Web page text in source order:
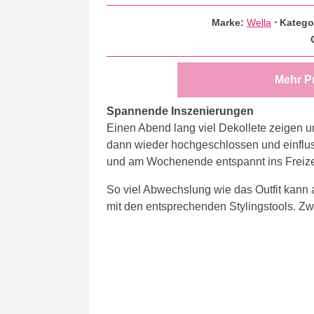
Marke:Wella ⋅
Mehr
Spannende Inszenierungen
Einen Abend lang viel Dekollete zeigen
dann wieder hochgeschlossen und
und am Wochenende entspannt ins
So viel Abwechslung wie das Outfit
mit den entsprechenden Stylingstools.